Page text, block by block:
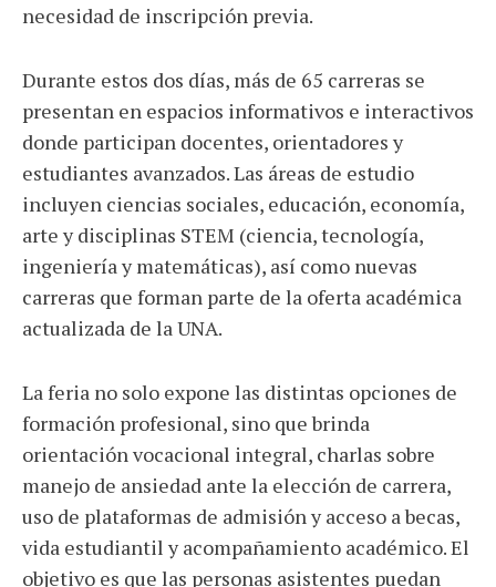
necesidad de inscripción previa.
Durante estos dos días, más de 65 carreras se
presentan en espacios informativos e interactivos
donde participan docentes, orientadores y
estudiantes avanzados. Las áreas de estudio
incluyen ciencias sociales, educación, economía,
arte y disciplinas STEM (ciencia, tecnología,
ingeniería y matemáticas), así como nuevas
carreras que forman parte de la oferta académica
actualizada de la UNA.
La feria no solo expone las distintas opciones de
formación profesional, sino que brinda
orientación vocacional integral, charlas sobre
manejo de ansiedad ante la elección de carrera,
uso de plataformas de admisión y acceso a becas,
vida estudiantil y acompañamiento académico. El
objetivo es que las personas asistentes puedan